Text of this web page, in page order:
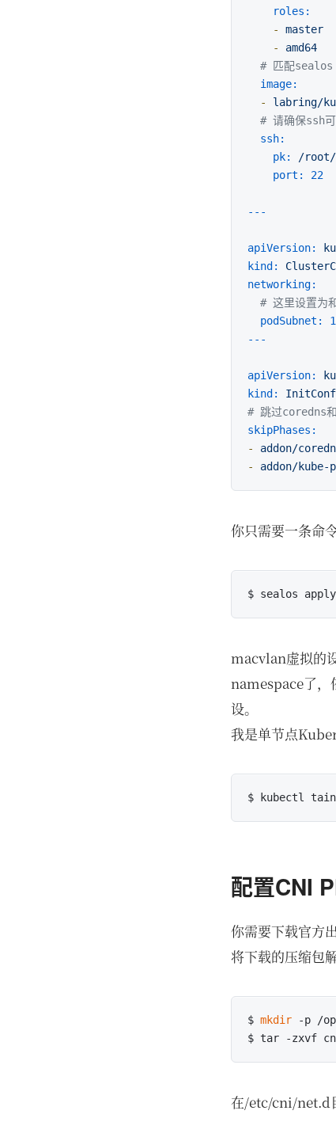
roles:
-
master
-
amd64
# 匹配sealos
image:
-
labring/
# 请确保ssh
ssh:
pk:
/
port:
22
apiVersion:
kind:
networking:
# 这里设置为
podSubnet:
apiVersion:
kind:
# 跳过coredns
skipPhases:
-
addon/
-
addon/kube-
你只需要一条命
macvlan虚拟的
namespace了
设。
我是单节点
配置CNI
你需要下载官方
将下载的压缩包
$ mkdir -p /
在/etc/cni/net.d